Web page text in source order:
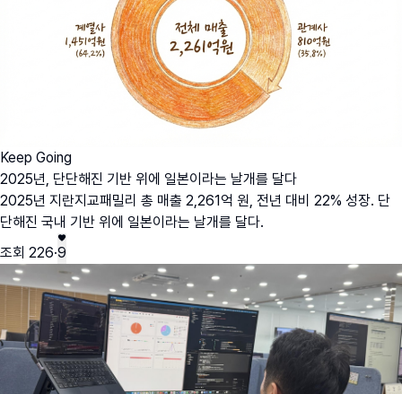
Keep Going
2025년, 단단해진 기반 위에 일본이라는 날개를 달다
2025년 지란지교패밀리 총 매출 2,261억 원, 전년 대비 22% 성장. 단
단해진 국내 기반 위에 일본이라는 날개를 달다.
조회 226·9